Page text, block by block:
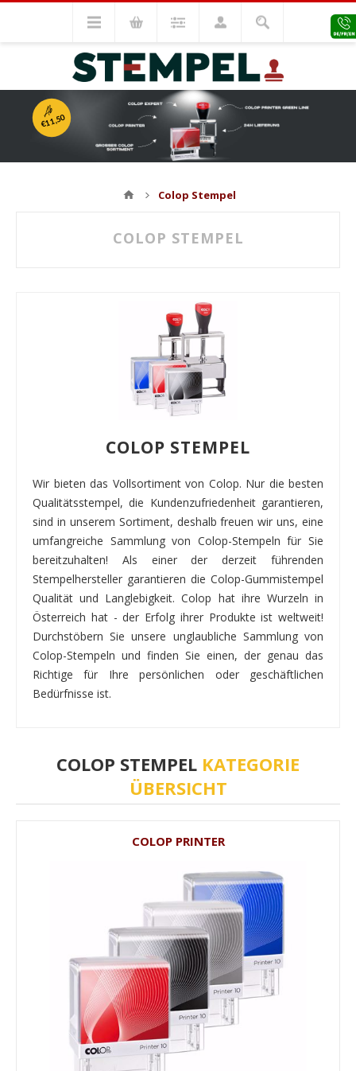
Ab
€11,50
Colop Stempel
COLOP STEMPEL
COLOP STEMPEL
Wir bieten das Vollsortiment von Colop. Nur die besten
Qualitätsstempel, die Kundenzufriedenheit garantieren,
sind in unserem Sortiment, deshalb freuen wir uns, eine
umfangreiche Sammlung von Colop-Stempeln für Sie
bereitzuhalten! Als einer der derzeit führenden
Stempelhersteller garantieren die Colop-Gummistempel
Qualität und Langlebigkeit. Colop hat ihre Wurzeln in
Österreich hat - der Erfolg ihrer Produkte ist weltweit!
Durchstöbern Sie unsere unglaubliche Sammlung von
Colop-Stempeln und finden Sie einen, der genau das
Richtige für Ihre persönlichen oder geschäftlichen
Bedürfnisse ist.
COLOP STEMPEL KATEGORIE
ÜBERSICHT
COLOP PRINTER